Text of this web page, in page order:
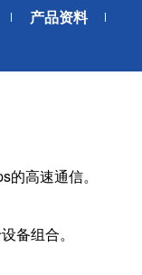
产品资料
高速通信。
备组合。